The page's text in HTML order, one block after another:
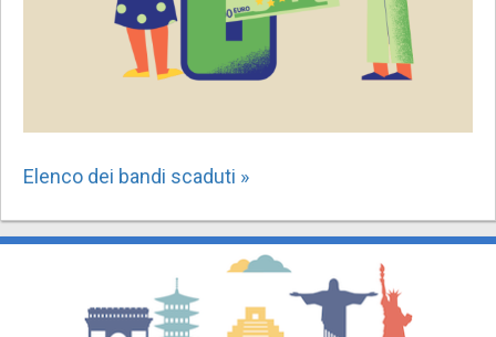
Elenco dei bandi scaduti »